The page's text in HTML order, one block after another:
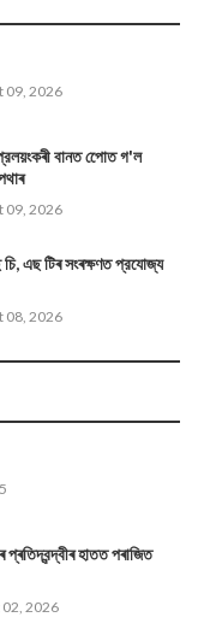
09, 2026
বানত পোেত গ'ল
09, 2026
চি, এছ টিৰ সংৰক্ষণত প্রযোজ্য
08, 2026
হাতত পৰাজিত
2026